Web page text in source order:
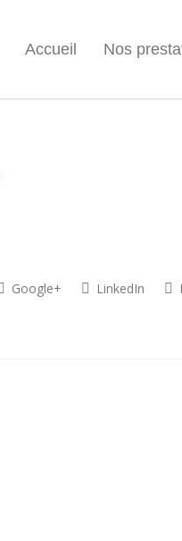
Accueil Nos
Google+ LinkedIn